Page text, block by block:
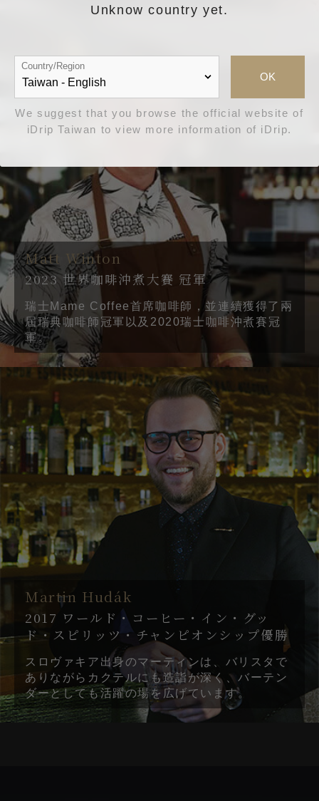
Matt Winton
2023 世界咖啡沖煮大賽 冠軍
瑞士Mame Coffee首席咖啡師，並連續獲得了兩
屆瑞典咖啡師冠軍以及2020瑞士咖啡沖煮賽冠
軍。
Martin Hudák
2017 ワールド・コーヒー・イン・グッ
ド・スピリッツ・チャンピオンシップ優勝
スロヴァキア出身のマーティンは、バリスタで
ありながらカクテルにも造詣が深く、バーテン
ダーとしても活躍の場を広げています。
Unknow country yet.
Country/Region
OK
We suggest that you browse the official website of
iDrip Taiwan to view more information of iDrip.